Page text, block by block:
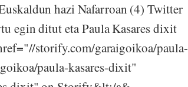
hazi Nafarroan (4) Twitter
egin ditut eta Paula Kasares dixit
storify.com/garaigoikoa/paula-
paula-kasares-dixit"